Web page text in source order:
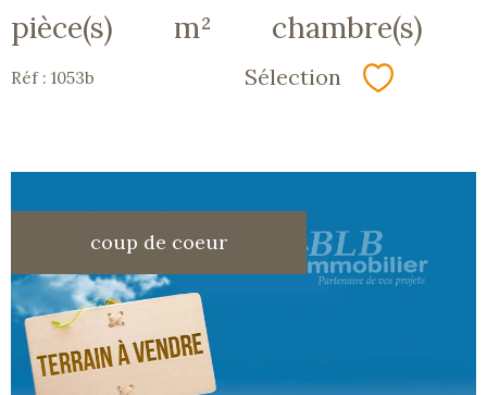
pièce(s) m² chambre(s)
Réf : 1053b Sélection
coup de coeur
voir le